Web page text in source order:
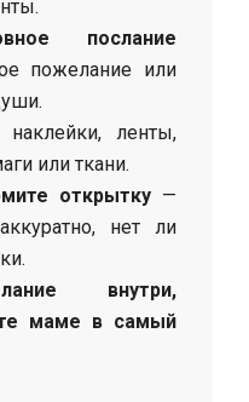
послание
пожелание или
ленты,
или ткани.
открытку —
нет ли
внутри,
маме в самый